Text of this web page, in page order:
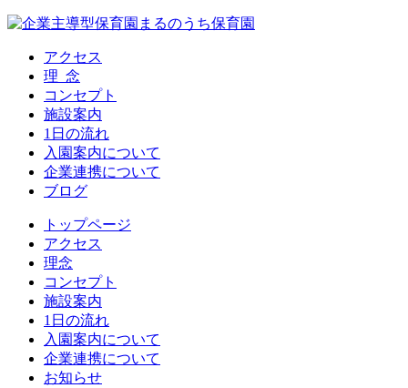
アクセス
理 念
コンセプト
施設案内
1日の流れ
入園案内について
企業連携について
ブログ
トップページ
アクセス
理念
コンセプト
施設案内
1日の流れ
入園案内について
企業連携について
お知らせ